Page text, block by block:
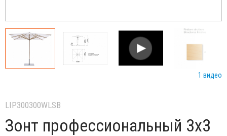
1 видео
LIP300300WLSB
Зонт профессиональный 3х3